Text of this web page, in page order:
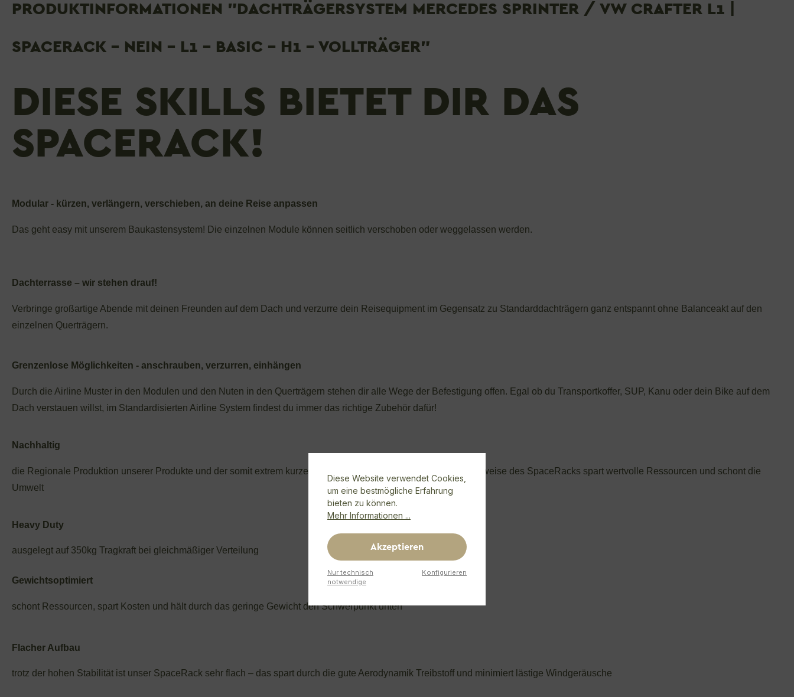
PRODUKTINFORMATIONEN "DACHTRÄGERSYSTEM MERCEDES SPRINTER / VW CRAFTER L1 |
SPACERACK - NEIN - L1 - BASIC - H1 - VOLLTRÄGER"
DIESE SKILLS BIETET DIR DAS
SPACERACK!
Modular - kürzen, verlängern, verschieben, an deine Reise anpassen
Das geht easy mit unserem Baukastensystem! Die einzelnen Module können seitlich verschoben oder weggelassen werden.
Dachterrasse – wir stehen drauf!
Verbringe großartige Abende mit deinen Freunden auf dem Dach und verzurre dein Reisequipment im Gegensatz zu Standarddachträgern ganz entspannt ohne Balanceakt auf den
einzelnen Querträgern.
Grenzenlose Möglichkeiten - anschrauben, verzurren, einhängen
Durch die Airline Muster in den Modulen und den Nuten in den Querträgern stehen dir alle Wege der Befestigung offen. Egal ob du Transportkoffer, SUP, Kanu oder dein Bike auf dem
Dach verstauen willst, im Standardisierten Airline System findest du immer das richtige Zubehör dafür!
Nachhaltig
die Regionale Produktion unserer Produkte und der somit extrem kurze Transportweg, sowie die Langlebige Bauweise des SpaceRacks spart wertvolle Ressourcen und schont die
Umwelt
Heavy Duty
ausgelegt auf 350kg Tragkraft bei gleichmäßiger Verteilung
Gewichtsoptimiert
schont Ressourcen, spart Kosten und hält durch das geringe Gewicht den Schwerpunkt unten
Flacher Aufbau
trotz der hohen Stabilität ist unser SpaceRack sehr flach – das spart durch die gute Aerodynamik Treibstoff und minimiert lästige Windgeräusche
Diese Website verwendet Cookies,
um eine bestmögliche Erfahrung
bieten zu können.
Mehr Informationen ...
Akzeptieren
Nur technisch
notwendige
Konfigurieren